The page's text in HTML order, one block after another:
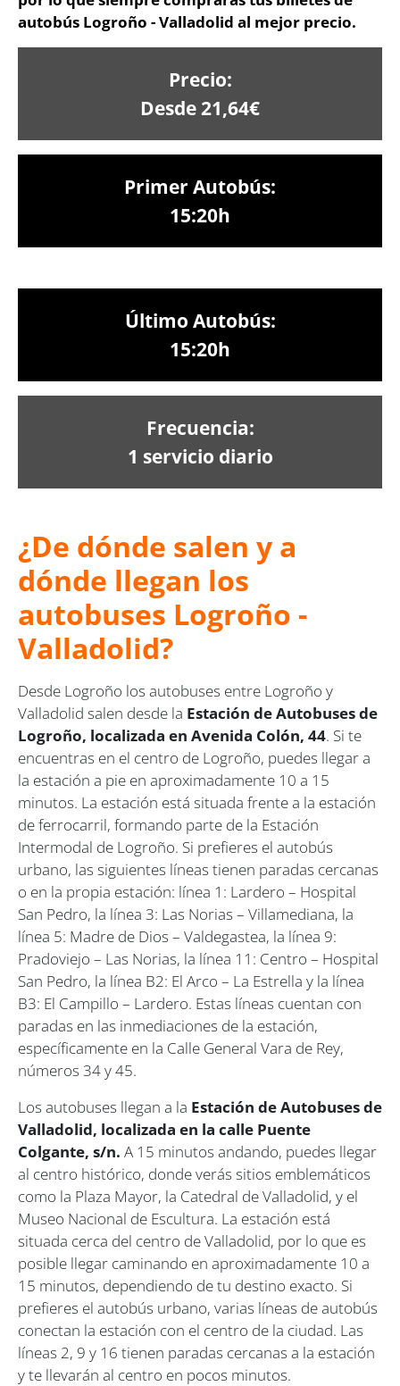
autobús Logroño - Valladolid al mejor precio.
Precio:
Desde 21,64€
Primer Autobús:
15:20h
Último Autobús:
15:20h
Frecuencia:
1 servicio diario
¿De dónde salen y a
dónde llegan los
autobuses Logroño -
Valladolid?
Desde Logroño los autobuses entre Logroño y
Valladolid salen desde la Estación de Autobuses de
Logroño, localizada en Avenida Colón, 44. Si te
encuentras en el centro de Logroño, puedes llegar a
la estación a pie en aproximadamente 10 a 15
minutos. La estación está situada frente a la estación
de ferrocarril, formando parte de la Estación
Intermodal de Logroño. Si prefieres el autobús
urbano, las siguientes líneas tienen paradas cercanas
o en la propia estación:​ línea 1: Lardero – Hospital
San Pedro, la línea 3: Las Norias – Villamediana, la
línea 5: Madre de Dios – Valdegastea, la línea 9:
Pradoviejo – Las Norias, la línea 11: Centro – Hospital
San Pedro, la línea B2: El Arco – La Estrella y la línea
B3: El Campillo – Lardero​. Estas líneas cuentan con
paradas en las inmediaciones de la estación,
específicamente en la Calle General Vara de Rey,
números 34 y 45. ​
Los autobuses llegan a la Estación de Autobuses de
Valladolid, localizada en la calle Puente
Colgante, s/n. A 15 minutos andando, puedes llegar
al centro histórico, donde verás sitios emblemáticos
como la Plaza Mayor, la Catedral de Valladolid, y el
Museo Nacional de Escultura. La estación está
situada cerca del centro de Valladolid, por lo que es
posible llegar caminando en aproximadamente 10 a
15 minutos, dependiendo de tu destino exacto. Si
prefieres el autobús urbano, varias líneas de autobús
conectan la estación con el centro de la ciudad. Las
líneas 2, 9 y 16 tienen paradas cercanas a la estación
y te llevarán al centro en pocos minutos.